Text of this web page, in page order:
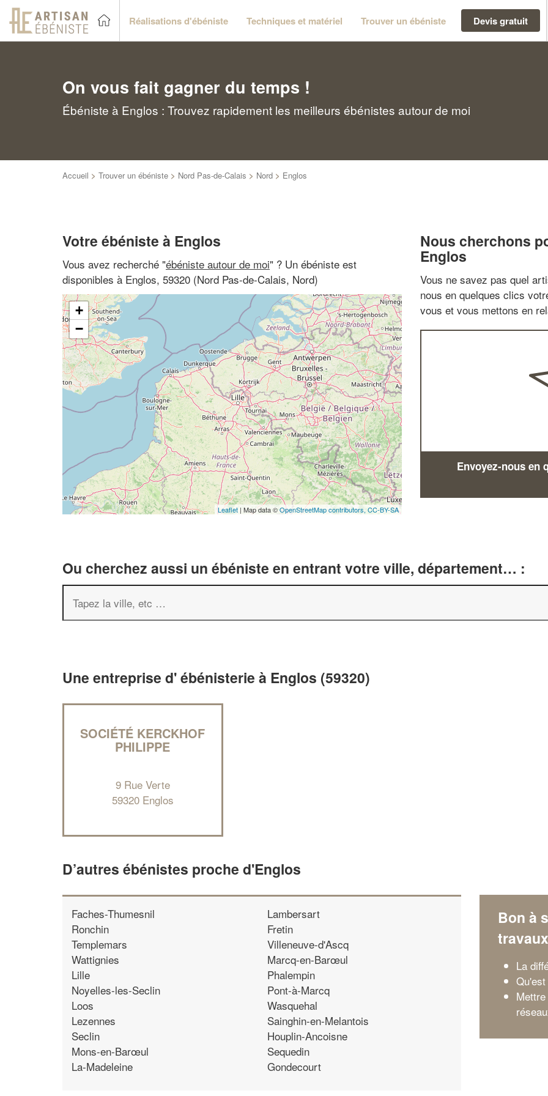
Réalisations d'ébéniste Techniques et matériel Trouver un ébéniste Devis gratuit
On vous fait gagner du temps !
Ébéniste à Englos : Trouvez rapidement les meilleurs ébénistes autour de moi
Accueil > Trouver un ébéniste > Nord Pas-de-Calais > Nord > Englos
Votre ébéniste à Englos
Vous avez recherché "ébéniste autour de moi" ? Un ébéniste est
disponibles à Englos, 59320 (Nord Pas-de-Calais, Nord)
+
−
Leaflet | Map data ©OpenStreetMap contributors, CC-BY-SA
Nous cherchons
Englos
Vous ne savez pas quel
nous en quelques clics
vous et vous mettons en
Envoyez-nous en
Ou cherchez aussi un ébéniste en entrant votre ville, département… :
Une entreprise d' ébénisterie à Englos (59320)
SOCIÉTÉ KERCKHOF
PHILIPPE
9 Rue Verte
59320 Englos
D’autres ébénistes proche d'Englos
Faches-Thumesnil
Ronchin
Templemars
Wattignies
Lille
Noyelles-les-Seclin
Loos
Lezennes
Seclin
Mons-en-Barœul
La-Madeleine
Lambersart
Fretin
Villeneuve-d'Ascq
Marcq-en-Barœul
Phalempin
Pont-à-Marcq
Wasquehal
Sainghin-en-Melantois
Houplin-Ancoisne
Sequedin
Gondecourt
Bon à
travaux
La